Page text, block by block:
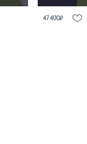
47400₽